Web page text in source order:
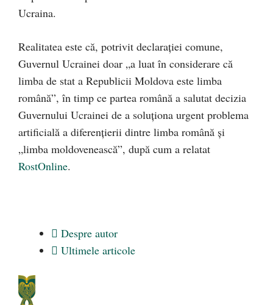
Ucraina.
Realitatea este că, potrivit declarației comune,
Guvernul Ucrainei doar „a luat în considerare că
limba de stat a Republicii Moldova este limba
română”, în timp ce partea română a salutat decizia
Guvernului Ucrainei de a soluționa urgent problema
artificială a diferențierii dintre limba română și
„limba moldovenească”, după cum a relatat
RostOnline.
Despre autor
Ultimele articole